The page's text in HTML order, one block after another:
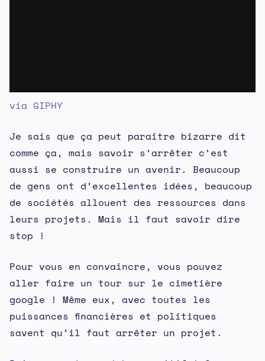
via GIPHY
Je sais que ça peut paraître bizarre dit
comme ça, mais savoir s’arrêter c’est
aussi se construire un avenir. Beaucoup
de gens ont d’excellentes idées, beaucoup
de sociétés allouent des ressources dans
leurs projets. Mais il faut savoir dire
stop !
Pour vous en convaincre, vous pouvez
aller faire un tour sur le cimetière
google ! Même eux, avec toutes les
puissances financières et politiques
savent qu’il faut arrêter un projet.